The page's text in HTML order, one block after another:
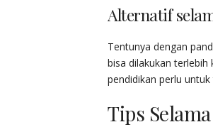
Alternatif
Tentunya dengan
bisa dilakukan
pendidikan perlu
Tips